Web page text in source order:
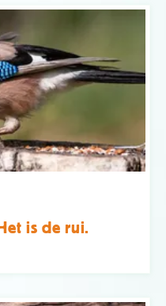
is de rui.